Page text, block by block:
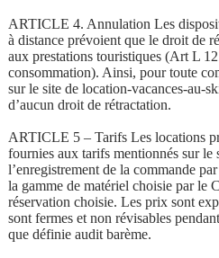
ARTICLE 4. Annulation Les
à distance prévoient que le droit de
aux prestations touristiques (Art L
consommation). Ainsi, pour toute
sur le site de location-vacances-au-
d’aucun droit de rétractation.
ARTICLE 5 – Tarifs Les locations
fournies aux tarifs mentionnés sur le
l’enregistrement de la commande par
la gamme de matériel choisie par le
réservation choisie. Les prix sont
sont fermes et non révisables
que définie audit barème.